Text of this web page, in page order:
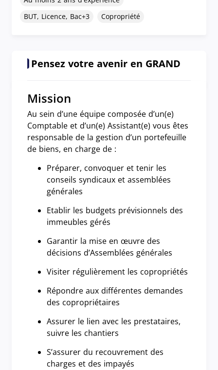
BUT, Licence, Bac+3
Copropriété
Pensez votre avenir en GRAND
Mission
Au sein d’une équipe composée d’un(e)
Comptable et d’un(e) Assistant(e) vous êtes
responsable de la gestion d’un portefeuille
de biens, en charge de :
Préparer, convoquer et tenir les
conseils syndicaux et assemblées
générales
Etablir les budgets prévisionnels des
immeubles gérés
Garantir la mise en œuvre des
décisions d’Assemblées générales
Visiter régulièrement les copropriétés
Répondre aux différentes demandes
des copropriétaires
Assurer le lien avec les prestataires,
suivre les chantiers
S’assurer du recouvrement des
charges et des impayés